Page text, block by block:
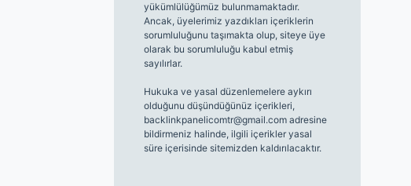
yükümlülüğümüz bulunmamaktadır.
Ancak, üyelerimiz yazdıkları içeriklerin
sorumluluğunu taşımakta olup, siteye üye
olarak bu sorumluluğu kabul etmiş
sayılırlar.
Hukuka ve yasal düzenlemelere aykırı
olduğunu düşündüğünüz içerikleri,
backlinkpanelicomtr@gmail.comadresine
bildirmeniz halinde, ilgili içerikler yasal
süre içerisinde sitemizden kaldırılacaktır.